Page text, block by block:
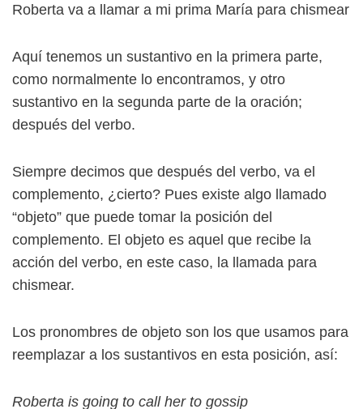
Roberta va a llamar a mi prima María para chismear
Aquí tenemos un sustantivo en la primera parte,
como normalmente lo encontramos, y otro
sustantivo en la segunda parte de la oración;
después del verbo.
Siempre decimos que después del verbo, va el
complemento, ¿cierto? Pues existe algo llamado
“objeto” que puede tomar la posición del
complemento. El objeto es aquel que recibe la
acción del verbo, en este caso, la llamada para
chismear.
Los pronombres de objeto son los que usamos para
reemplazar a los sustantivos en esta posición, así:
Roberta is going to call her to gossip